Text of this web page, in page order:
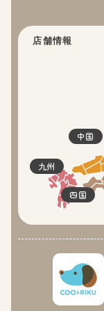
店舗情報
四国
中国
九州